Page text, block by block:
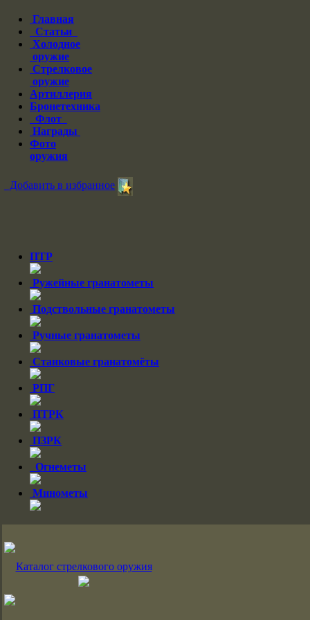
Главная
Статьи
Холодное
оружие
Стрелковое
оружие
Артиллерия
Бронетехника
Флот
Награды
Фото
оружия
Добавить в избранное
ПТР
Ружейные гранатометы
Подствольные гранатометы
Ручные гранатометы
Cтанковые гранатомёты
РПГ
ПТРК
ПЗРК
Огнеметы
Минометы
Каталог стрелкового оружия